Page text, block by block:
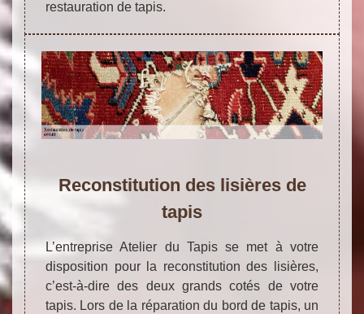
restauration de tapis.
Reconstitution des lisières de
tapis
L’entreprise Atelier du Tapis se met à votre
disposition pour la reconstitution des lisières,
c’est-à-dire des deux grands cotés de votre
tapis. Lors de la réparation du bord de tapis, un